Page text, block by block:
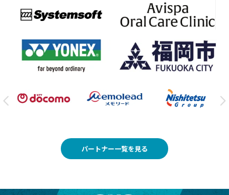
パートナー一覧を見る